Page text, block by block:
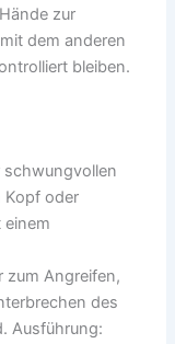
zur
dem anderen
bleiben.
schwungvollen
Kopf oder
einem
zum Angreifen,
des
Ausführung: